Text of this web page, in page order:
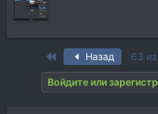
First Назад 63
Войдите или